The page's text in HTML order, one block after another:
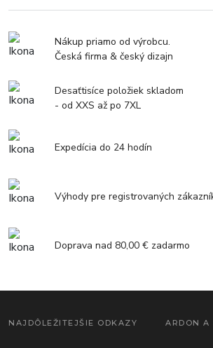
Nákup priamo od výrobcu.
Česká firma & český dizajn
Desaťtisíce položiek skladom
- od XXS až po 7XL
Expedícia do 24 hodín
Výhody pre registrovaných
Doprava nad 80,00 € zadarmo
NAJDÔLEŽITEJŠIE ODKAZY ARDON A